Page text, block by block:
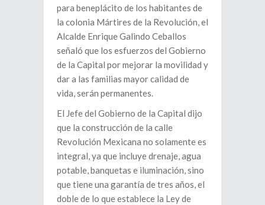
para beneplácito de los habitantes de
la colonia Mártires de la Revolución, el
Alcalde Enrique Galindo Ceballos
señaló que los esfuerzos del Gobierno
de la Capital por mejorar la movilidad y
dar a las familias mayor calidad de
vida, serán permanentes.
El Jefe del Gobierno de la Capital dijo
que la construcción de la calle
Revolución Mexicana no solamente es
integral, ya que incluye drenaje, agua
potable, banquetas e iluminación, sino
que tiene una garantía de tres años, el
doble de lo que establece la Ley de